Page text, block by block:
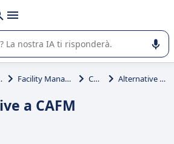
o nella scelta di un
azienda.
Facility Management CAFM Alternative a CAFM
a CAFM